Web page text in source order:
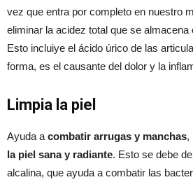
vez que entra por completo en nuestro
eliminar la acidez total que se almacena
Esto incluiye el ácido úrico de las
forma, es el causante del dolor y la
Limpia la piel
Ayuda a combatir arrugas y manchas,
la piel sana y radiante. Esto se debe
alcalina, que ayuda a combatir las